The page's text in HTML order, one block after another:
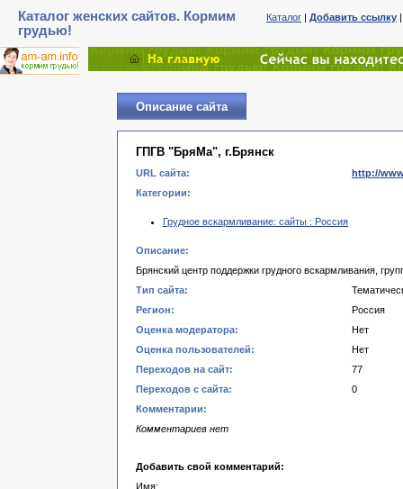
Каталог женских сайтов. Кормим
грудью!
Каталог | Добавить ссылку
Описание сайта
ГПГВ "БряМа", г.Брянск
URL сайта:
http://
Категории:
Грудное вскармливание: сайты : Россия
Описание:
Брянский центр поддержки грудного вскармливания,
Тип сайта:
Регион:
Россия
Оценка модератора:
Нет
Оценка пользователей:
Нет
Переходов на сайт:
77
Переходов с сайта:
0
Комментарии:
Комментариев нет
Добавить свой комментарий:
Имя: